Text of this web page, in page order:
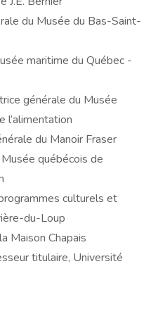
du Musée du Bas-Saint-
maritime du Québec -
générale du Musée
l’alimentation
du Manoir Fraser
québécois de
culturels et
du-Loup
Maison Chapais
titulaire, Université